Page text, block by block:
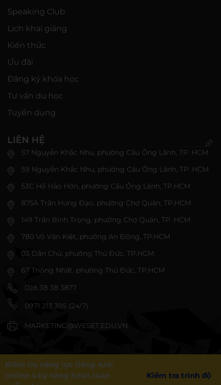
Speaking Club
Lịch khai giảng
Kiến thức
Ưu đãi
Đăng ký khóa học
Tư vấn du học
Tuyển dụng
LIÊN HỆ
57 Nguyễn Khắc Nhu, phường Cầu Ông Lãnh, TP. HCM
59 Nguyễn Khắc Nhu, phường Cầu Ông Lãnh, TP. HCM
53C Hồ Hảo Hớn, phường Cầu Ông Lãnh, TP.HCM
875A Trần Hưng Đạo, phường Chợ Quán, TP.HCM
149 Trần Bình Trọng, phường Chợ Quán, TP. HCM
780 Võ Văn Kiệt, phường An Đông, TP.HCM
03 Dân Chủ, phường Thủ Đức, TP.HCM
67 Thống Nhất, phường Thủ Đức, TP.HCM
028 38 38 3877
0971 213 395 (24/7)
MARKETING@WESET.EDU.VN
Kiểm tra năng lực tiếng Anh
online 4 kỹ năng hoàn toàn
Kiểm tra trình độ